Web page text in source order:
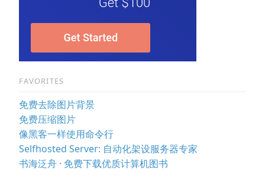
FAVORITES
免费去除图片背景
免费压缩图片
像黑客一样使用命令行
Selfhosted Server: 自动化架设服务器专家
书海泛舟 · 免费下载优质计算机图书